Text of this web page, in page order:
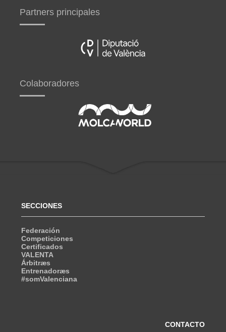
Partners principales
Colaboradores
SECCIONES
Federación
Competiciones
Certificados
VALENTA
Árbitræs
Entrenadoræs
#somValenciana
CONTACTO